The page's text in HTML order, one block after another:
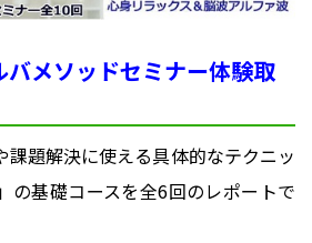
メソッドセミナー体験取
課題解決に使える具体的なテクニッ
の基礎コースを全6回のレポートで